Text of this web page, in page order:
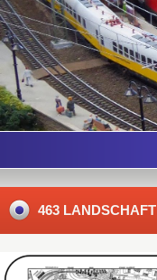
463 LANDSCHAFT